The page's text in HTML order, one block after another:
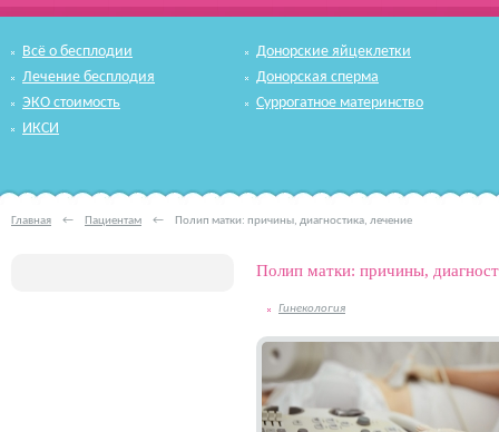
Всё о бесплодии
Лечение бесплодия
ЭКО стоимость
ИКСИ
Донорские яйцеклетки
Донорская сперма
Суррогатное материнство
Главная ← Пациентам ← Полип матки: причины, диагностика, лечение
Полип матки: причины,
Гинекология